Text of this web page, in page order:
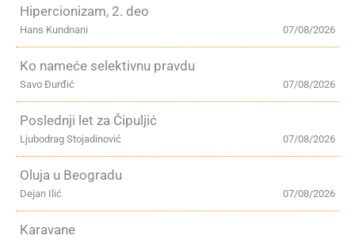
Hipercionizam, 2. deo
07/08/2026
Hans Kundnani
Ko nameće selektivnu pravdu
07/08/2026
Savo Đurđić
Poslednji let za Čipuljić
07/08/2026
Ljubodrag Stojadinović
Oluja u Beogradu
07/08/2026
Dejan Ilić
Karavane